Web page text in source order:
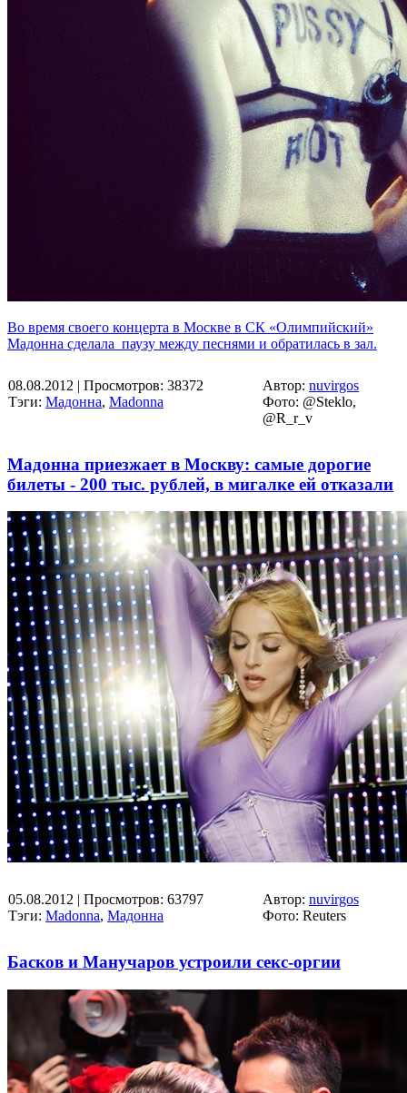
Во время своего концерта в Москве в СК «Олимпийский»
Мадонна сделала паузу между песнями и обратилась в зал.
08.08.2012 | Просмотров: 38372
Тэги: Мадонна, Madonna
Автор: nuvirgos
Фото: @Steklo,
@R_r_v
Мадонна приезжает в Москву: самые дорогие
билеты - 200 тыс. рублей, в мигалке ей отказали
05.08.2012 | Просмотров: 63797
Тэги: Madonna, Мадонна
Автор: nuvirgos
Фото: Reuters
Басков и Манучаров устроили секс-оргии